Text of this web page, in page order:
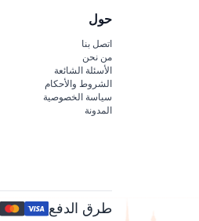
حول
اتصل بنا
من نحن
الأسئلة الشائعة
الشروط والأحكام
سياسة الخصوصية
المدونة
طرق الدفع